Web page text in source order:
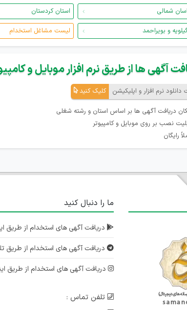
شمالی
استان کردستان
و بویراحمد لیست مشاغل استخدام
آگهی ها از طریق نرم افزار موبایل و
نرم افزار و اپلیکیشن کلیک کنید
دریافت آگهی ها بر اساس استان و رشته شغلی
نصب بر روی موبایل و کامپیوتر
رایگان
ما را دنبال کنید
دریافت آگهی های استخدام از طریق
دریافت آگهی های استخدام از طریق
دریافت آگهی های استخدام از طریق
تلفن تماس :